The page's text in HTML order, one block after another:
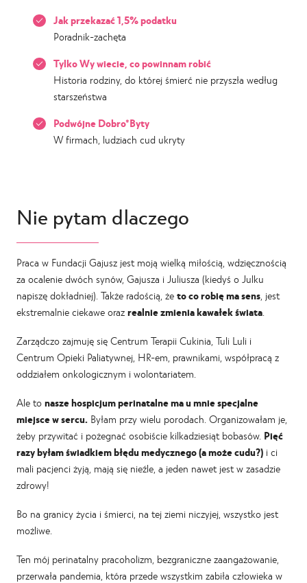
Jak przekazać 1,5% podatku
Poradnik-zachęta
Tylko Wy wiecie, co powinnam robić
Historia rodziny, do której śmierć nie przyszła według
starszeństwa
Podwójne Dobro*Byty
W firmach, ludziach cud ukryty
Nie pytam dlaczego
Praca w Fundacji Gajusz jest moją wielką miłością, wdzięcznością
za ocalenie dwóch synów, Gajusza i Juliusza (kiedyś o Julku
napiszę dokładniej). Także radością, że to co robię ma sens , jest
ekstremalnie ciekawe oraz realnie zmienia kawałek świata
Zarządczo zajmuję się Centrum Terapii Cukinia, Tuli Luli i
Centrum Opieki Paliatywnej, HR-em, prawnikami, współpracą z
oddziałem onkologicznym i wolontariatem.
Ale to nasze hospicjum perinatalne ma u mnie specjalne
miejsce w sercu. Byłam przy wielu porodach. Organizowałam je,
żeby przywitać i pożegnać osobiście kilkadziesiąt bobasów. Pięć
razy byłam świadkiem błędu medycznego (a może cudu?) i ci
mali pacjenci żyją, mają się nieźle, a jeden nawet jest w zasadzie
zdrowy!
Bo na granicy życia i śmierci, na tej ziemi niczyjej, wszystko jest
możliwe.
Ten mój perinatalny pracoholizm, bezgraniczne zaangażowanie,
przerwała pandemia, która przede wszystkim zabiła człowieka w